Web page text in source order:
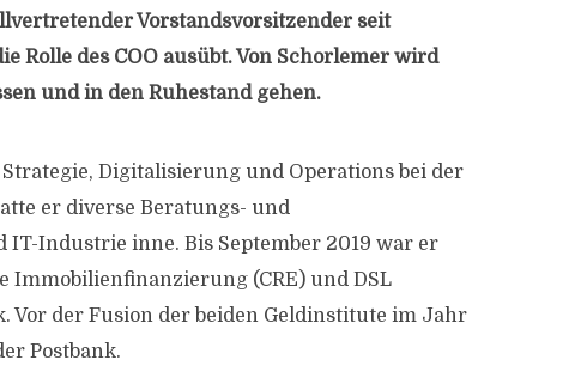
Vorstandsvorsitzender seit
Rolle des COO ausübt. Von Schorlemer wird
und in den Ruhestand gehen.
Digitalisierung und Operations bei der
er diverse Beratungs- und
Industrie inne. Bis September 2019 war er
(CRE) und DSL
Vor der Fusion der beiden Geldinstitute im Jahr
Postbank.